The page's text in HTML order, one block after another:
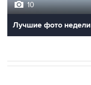
10
Лучшие фото недели